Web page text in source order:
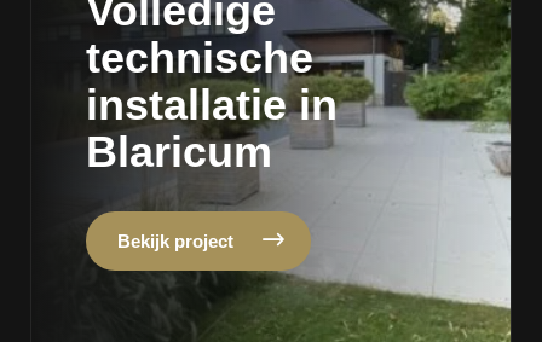
technische
installatie in
Blaricum
Bekijk project